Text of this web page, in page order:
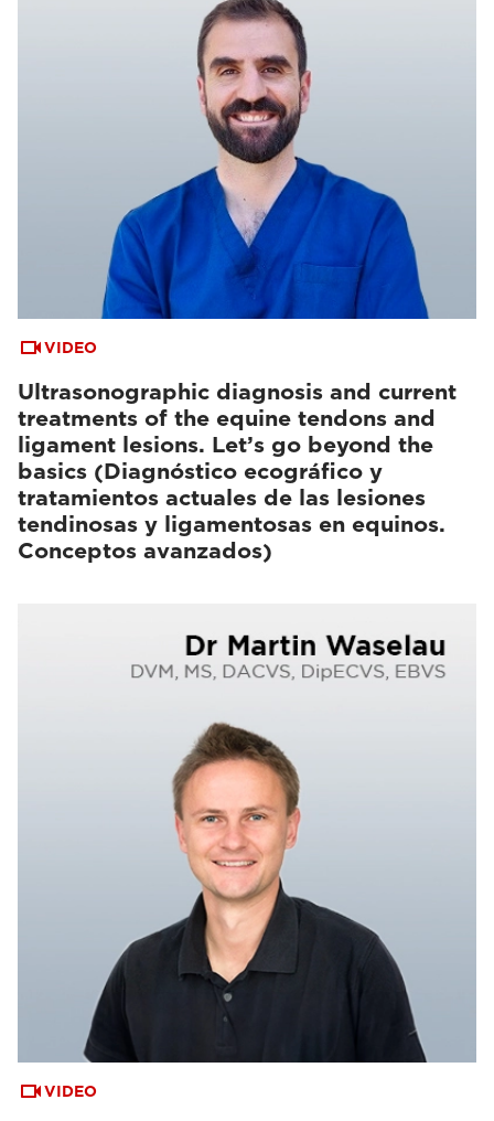
VIDEO
Ultrasonographic diagnosis and current
treatments of the equine tendons and
ligament lesions. Let’s go beyond the
basics (Diagnóstico ecográfico y
tratamientos actuales de las lesiones
tendinosas y ligamentosas en equinos.
Conceptos avanzados)
VIDEO